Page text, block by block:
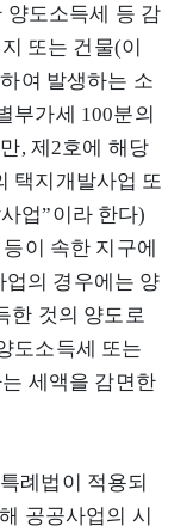
양도소득세 등 감
또는 건물(이
여 발생하는 소
부가세 100분의
, 제2호에 해당
택지개발사업 또
업”이라 한다)
이 속한 지구에
의 경우에는 양
한 것의 양도로
도소득세 또는
세액을 감면한
례법이 적용되
공공사업의 시